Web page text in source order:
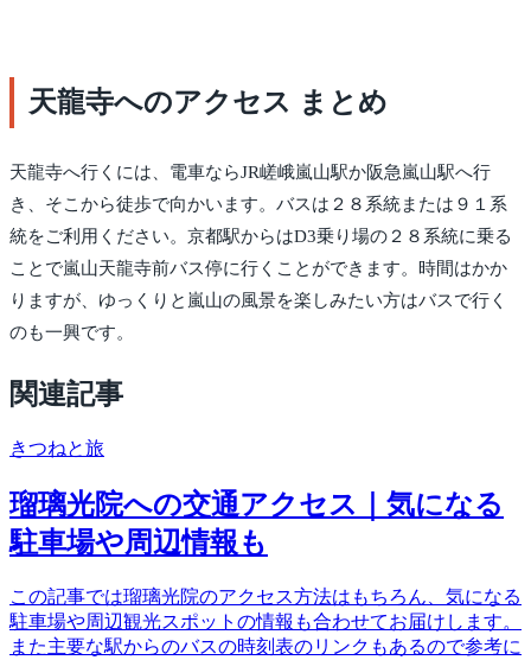
天龍寺へのアクセス まとめ
天龍寺へ行くには、電車ならJR嵯峨嵐山駅か阪急嵐山駅へ行
き、そこから徒歩で向かいます。バスは２８系統または９１系
統をご利用ください。京都駅からはD3乗り場の２８系統に乗る
ことで嵐山天龍寺前バス停に行くことができます。時間はかか
りますが、ゆっくりと嵐山の風景を楽しみたい方はバスで行く
のも一興です。
関連記事
きつねと旅
瑠璃光院への交通アクセス｜気になる
駐車場や周辺情報も
この記事では瑠璃光院のアクセス方法はもちろん、気になる
駐車場や周辺観光スポットの情報も合わせてお届けします。
また主要な駅からのバスの時刻表のリンクもあるので参考に